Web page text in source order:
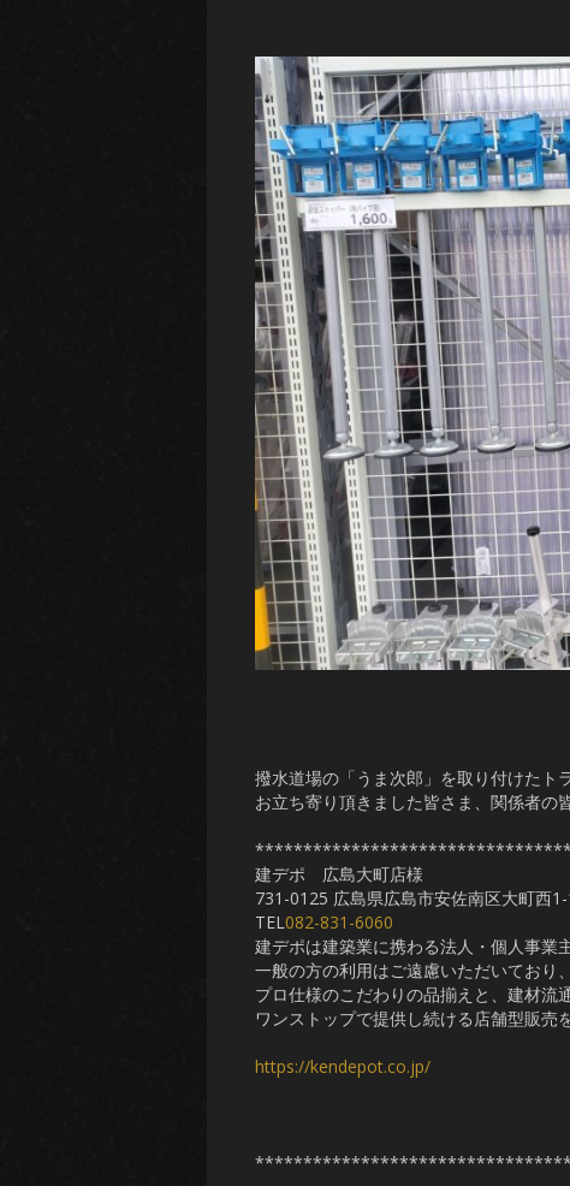
撥水道場の「うま次郎」を取り付けたト
お立ち寄り頂きました皆さま、関係者の
建デポ 広島大町店様
731-0125 広島県広島市安佐南区大町西
TEL082-831-6060
建デポは建築業に携わる法人・個人事業
一般の方の利用はご遠慮いただいており
プロ仕様のこだわりの品揃えと、建材流
ワンストップで提供し続ける店舗型販売
https://kendepot.co.jp/